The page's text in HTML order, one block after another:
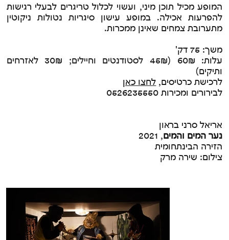
המופע מכיל תוכן מיני, ועשוי לכלול טריגרים לבעלי רגישות
להפרעות אכילה. במופע עישון סיגריות נטולות ניקוטין
מתערובת צמחים שאינן ממכרות.
משך: 75 דק'
עלות: 60₪ (45₪ לסטודנטים וחיילים; 30₪ לאזרחים
ותיקים)
לרכישת כרטיסים, לחצו כאן
לבירורים ומכירות 0526235550
אריאל סרני בראון
נער המים והמים, 2021
הזירה הבינתחומית
צילום: שירה מרק